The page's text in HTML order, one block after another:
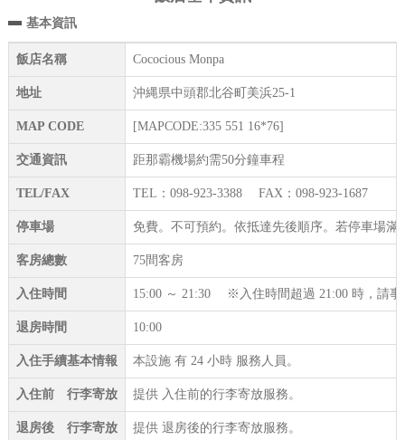
基本資訊
飯店名稱 Cococious Monpa
地址 沖縄県中頭郡北谷町美浜25-1
MAP CODE [MAPCODE:335 551 16*76]
交通資訊 距那霸機場約需50分鐘車程
TEL/FAX TEL：098-923-3388 FAX：098-923-1687
停車場 免費。不可預約。依抵達先後順序。若停車場滿
客房總數 75間客房
入住時間 15:00 ～ 21:30 ※入住時間超過 21:00 時，請事
退房時間 10:00
入住手續基本情報 本設施 有 24 小時 服務人員。
入住前 行李寄放 提供 入住前的行李寄放服務。
退房後 行李寄放 提供 退房後的行李寄放服務。